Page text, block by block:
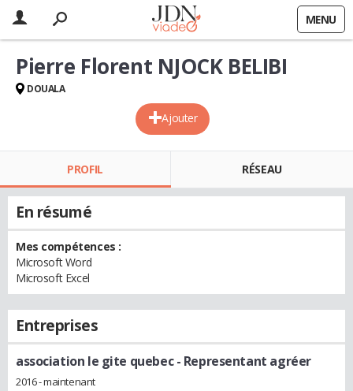
MENU
Ajouter
Pierre Florent NJOCK BELIBI
DOUALA
PROFIL RÉSEAU
En résumé
Mes compétences :
Microsoft Word
Microsoft Excel
Entreprises
association le gite quebec- Representant agréer
2016 - maintenant